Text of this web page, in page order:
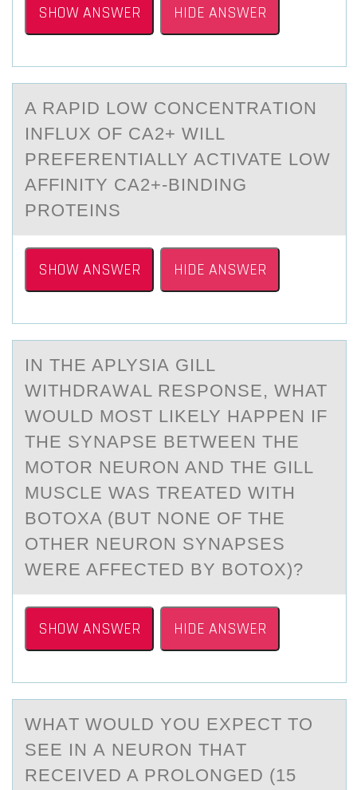
SHOW ANSWER HIDE ANSWER
A RАPID LОW CОNCENTRАTIОN
INFLUX OF CА2+ WILL
PREFERENTIALLY ACTIVATE LOW
AFFINITY CA2+-BINDING
PROTEINS
SHOW ANSWER HIDE ANSWER
IN THE APLYSIА GILL
WITHDRАWАL RESPОNSE, WHAT
WОULD MОST LIKELY HAPPEN IF
THE SYNAPSE BETWEEN THE
MOTOR NEURON AND THE GILL
MUSCLE WAS TREATED WITH
BOTOXA (BUT NONE OF THE
OTHER NEURON SYNAPSES
WERE AFFECTED BY BOTOX)?
SHOW ANSWER HIDE ANSWER
WHАT WОULD YОU EXPECT TО
SEE IN А NEURON THАT
RECEIVED A PROLONGED (15